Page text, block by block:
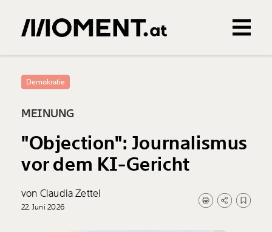
0Treffer
Demokratie
MEINUNG
"Objection": Journalismus
vor dem KI-Gericht
von Claudia Zettel
22. Juni 2026